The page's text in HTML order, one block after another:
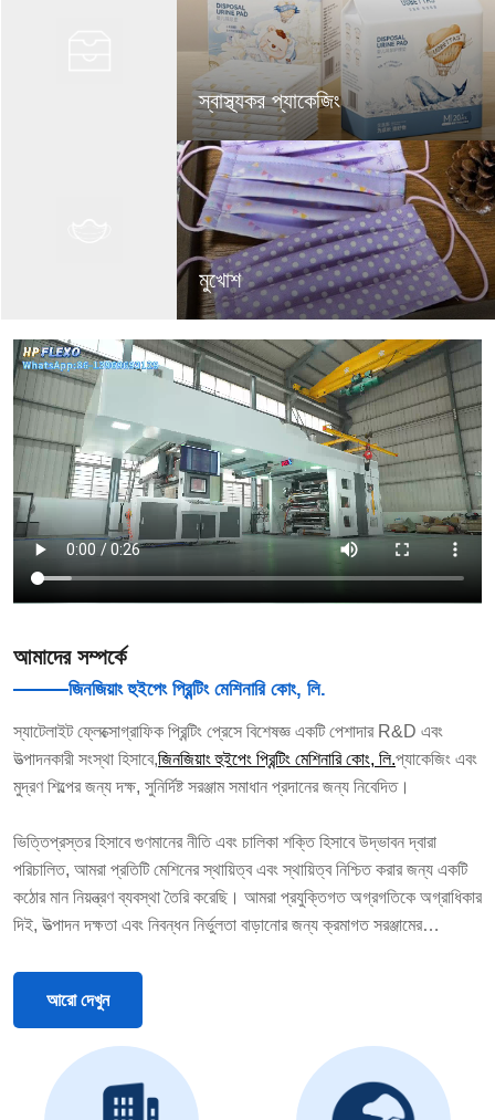
স্বাস্থ্যকর প্যাকেজিং
মুখোশ
আমাদের সম্পর্কে
জিনজিয়াং হুইপেং প্রিন্টিং মেশিনারি কোং, লি.
স্যাটেলাইট ফ্লেক্সোগ্রাফিক প্রিন্টিং প্রেসে বিশেষজ্ঞ একটি পেশাদার R&D এবং
উত্পাদনকারী সংস্থা হিসাবে,জিনজিয়াং হুইপেং প্রিন্টিং মেশিনারি কোং, লি.প্যাকেজিং এবং
মুদ্রণ শিল্পের জন্য দক্ষ, সুনির্দিষ্ট সরঞ্জাম সমাধান প্রদানের জন্য নিবেদিত।
ভিত্তিপ্রস্তর হিসাবে গুণমানের নীতি এবং চালিকা শক্তি হিসাবে উদ্ভাবন দ্বারা
পরিচালিত, আমরা প্রতিটি মেশিনের স্থায়িত্ব এবং স্থায়িত্ব নিশ্চিত করার জন্য একটি
কঠোর মান নিয়ন্ত্রণ ব্যবস্থা তৈরি করেছি। আমরা প্রযুক্তিগত অগ্রগতিকে অগ্রাধিকার
দিই, উত্পাদন দক্ষতা এবং নিবন্ধন নির্ভুলতা বাড়ানোর জন্য ক্রমাগত সরঞ্জামের
আমাদের মূল প্রযুক্তিগত দল এক দশকেরও বেশি গভীর শিল্প দক্ষতা নিয়ে আসে। গভীর
নিশ্চিত করার জন্য শক্ত মেরুদণ্ড হিসাবে কাজ করে।
আরো দেখুন